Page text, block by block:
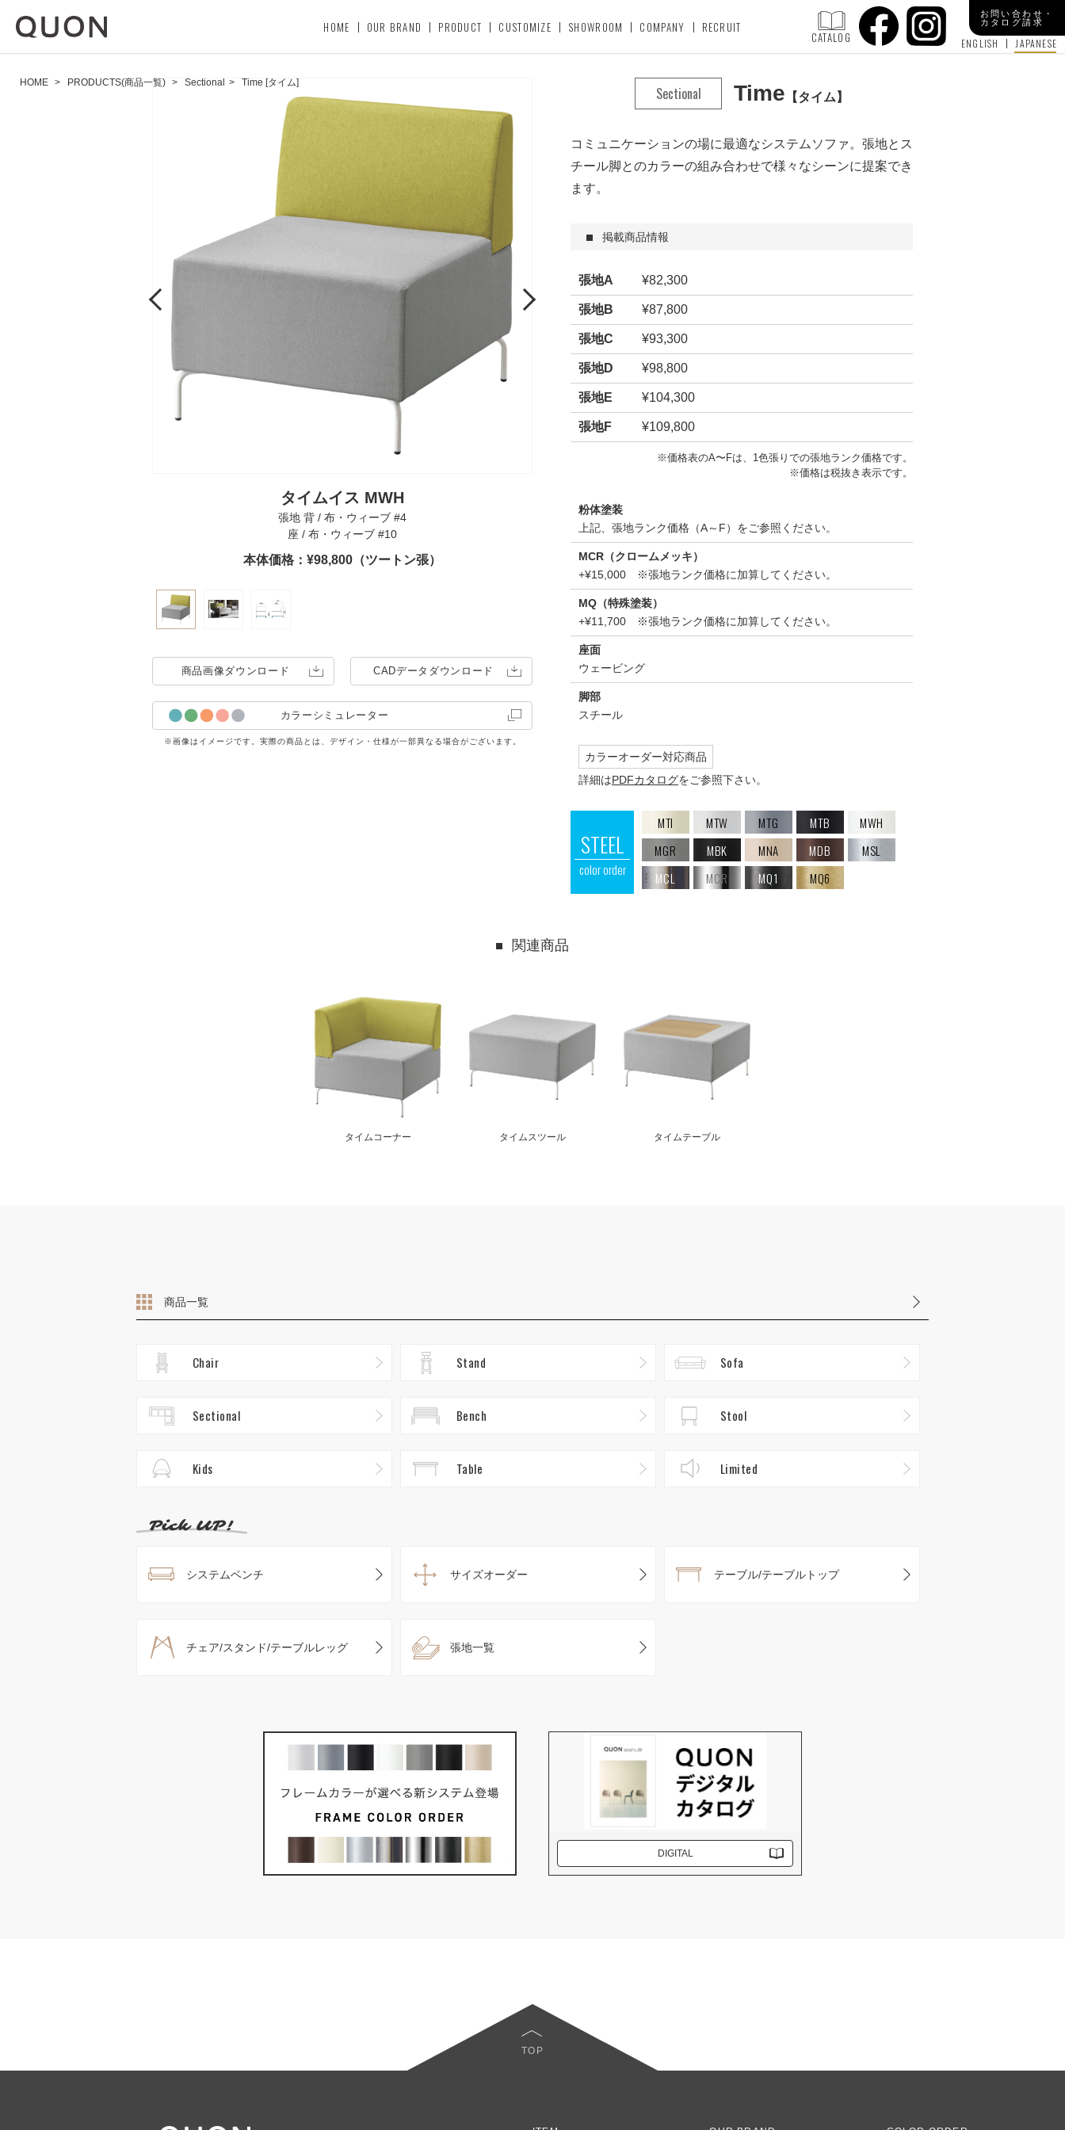
CATALOG
HOME OUR BRAND PRODUCT CUSTOMIZE SHOWROOM COMPANY RECRUIT
ENGLISH JAPANESE
お問い合わせ・
カタログ請求
HOME > PRODUCTS(商品一覧) > Sectional > Time [タイム]
Previous
タイムイス MWH
張地 背 / 布・ウィーブ #4
座 / 布・ウィーブ #10
本体価格：¥98,800（ツートン張）
Next
商品画像ダウンロード CADデータ ダウンロード
カラーシミュレーター
※画像はイメージです。実際の商品とは、デザイン・仕様が一部異なる場合がございます。
Sectional Time タイム
コミュニケーションの場に最適なシステムソファ。張地とス
チール脚とのカラーの組み合わせで様々なシーンに提案でき
ます。
掲載商品情報
張地A ¥82,300
張地B ¥87,800
張地C ¥93,300
張地D ¥98,800
張地E ¥104,300
張地F ¥109,800
※価格表のA〜Fは、1色張りでの張地ランク価格です。
※価格は税抜き表示です。
粉体塗装
上記、張地ランク価格（A～F）をご参照ください。
MCR（クロームメッキ）
+¥15,000 ※張地ランク価格に加算してください。
MQ（特殊塗装）
+¥11,700 ※張地ランク価格に加算してください。
座面
ウェービング
脚部
スチール
カラーオーダー対応商品
詳細はPDFカタログをご参照下さい。
STEEL
color order
MTI MTW MTG MTB
MWH
MGR
MBK MNA MDB
MSL
MCL
MCR MQ1 MQ6
関連商品
タイムコーナー タイムスツール タイムテーブル
商品一覧
Chair Stand Sofa
Sectional Bench Stool
Kids Table Limited
システムベンチ サイズオーダー テーブル/テーブルトップ
チェア/スタンド/テーブルレッグ 張地一覧
DIGITAL
TOP